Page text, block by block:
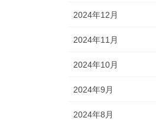
2024年12月
2024年11月
2024年10月
2024年9月
2024年8月